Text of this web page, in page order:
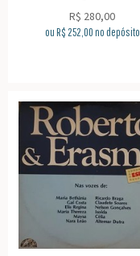
R$ 280,00
ou R$ 252,00no depósito